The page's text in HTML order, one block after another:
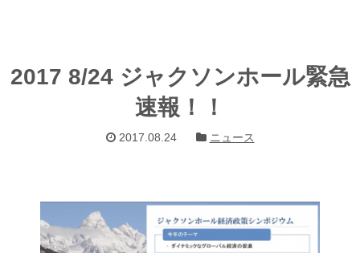
2017 8/24 ジャクソンホール緊急
速報！！
2017.08.24 ニュース